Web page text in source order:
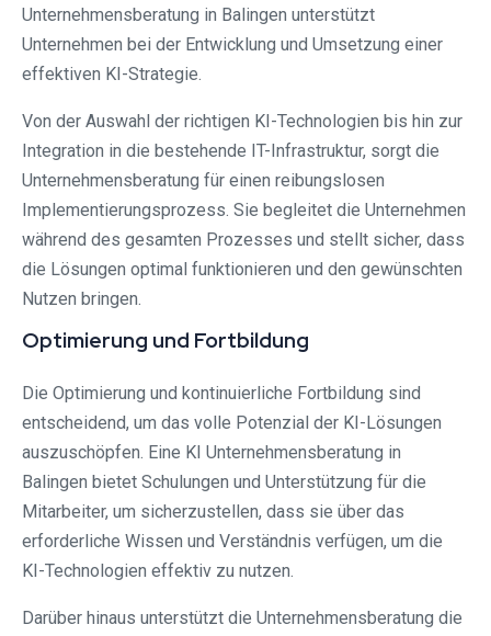
Unternehmensberatung in Balingen unterstützt
Unternehmen bei der Entwicklung und Umsetzung einer
effektiven KI-Strategie.
Von der Auswahl der richtigen KI-Technologien bis hin zur
Integration in die bestehende IT-Infrastruktur, sorgt die
Unternehmensberatung für einen reibungslosen
Implementierungsprozess. Sie begleitet die Unternehmen
während des gesamten Prozesses und stellt sicher, dass
die Lösungen optimal funktionieren und den gewünschten
Nutzen bringen.
Optimierung und Fortbildung
Die Optimierung und kontinuierliche Fortbildung sind
entscheidend, um das volle Potenzial der KI-Lösungen
auszuschöpfen. Eine KI Unternehmensberatung in
Balingen bietet Schulungen und Unterstützung für die
Mitarbeiter, um sicherzustellen, dass sie über das
erforderliche Wissen und Verständnis verfügen, um die
KI-Technologien effektiv zu nutzen.
Darüber hinaus unterstützt die Unternehmensberatung die